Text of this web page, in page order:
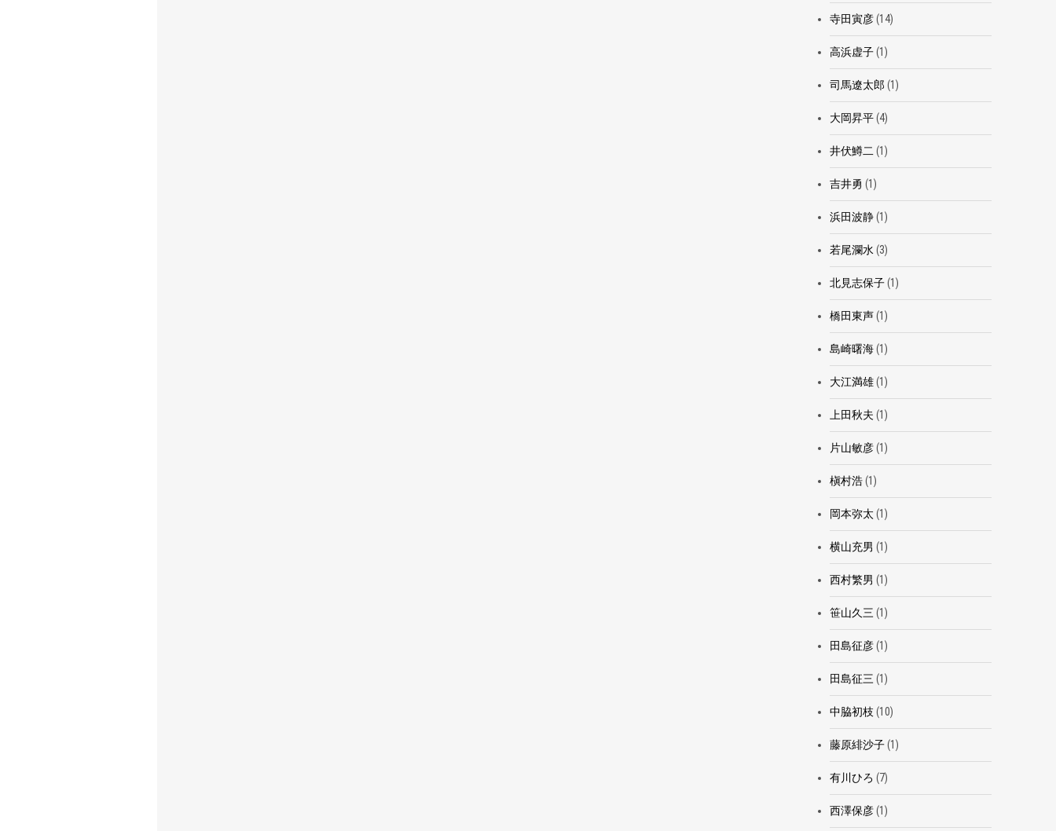
寺田寅彦(14)
高浜虚子(1)
司馬遼太郎 (1)
大岡昇平(4)
井伏鱒二 (1)
吉井勇 (1)
浜田波静(1)
若尾瀾水 (3)
北見志保子(1)
橋田東声(1)
島崎曙海(1)
大江満雄(1)
上田秋夫 (1)
片山敏彦(1)
槇村浩(1)
岡本弥太 (1)
横山充男 (1)
西村繁男 (1)
笹山久三 (1)
田島征彦(1)
田島征三 (1)
中脇初枝 (10)
藤原緋沙子(1)
有川ひろ (7)
西澤保彦(1)